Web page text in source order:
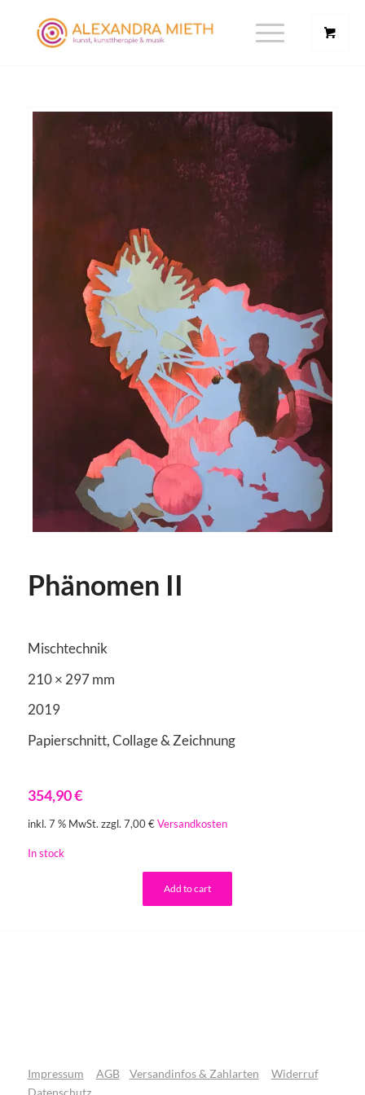
Phänomen II
Mischtechnik
210 × 297 mm
2019
Papierschnitt, Collage & Zeichnung
354,90€
inkl. 7 % MwSt. zzgl. 7,00 € Versandkosten
In stock
Add to cart
Impressum AGB Versandinfos & Zahlarten
Widerruf
Datenschutz